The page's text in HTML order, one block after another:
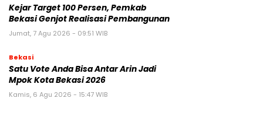
Kejar Target 100 Persen, Pemkab
Bekasi Genjot Realisasi Pembangunan
Jumat, 7 Agu 2026 - 09:51 WIB
Bekasi
Satu Vote Anda Bisa Antar Arin Jadi
Mpok Kota Bekasi 2026
Kamis, 6 Agu 2026 - 15:47 WIB